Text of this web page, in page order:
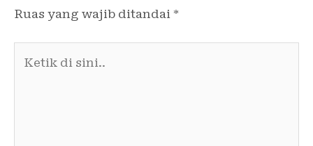
Ruas yang wajib ditandai *